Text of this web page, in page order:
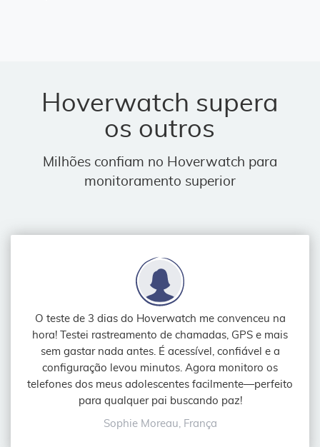
Hoverwatch supera
os outros
Milhões confiam no Hoverwatch para
monitoramento superior
O teste de 3 dias do Hoverwatch me convenceu na
hora! Testei rastreamento de chamadas, GPS e mais
sem gastar nada antes. É acessível, confiável e a
configuração levou minutos. Agora monitoro os
telefones dos meus adolescentes facilmente—perfeito
para qualquer pai buscando paz!
Sophie Moreau, França